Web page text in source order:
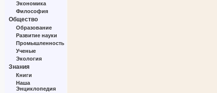
Экономика
Философия
Общество
Образование
Развитие науки
Промышленность
Ученые
Экология
Знания
Книги
Наша
Энциклопедия